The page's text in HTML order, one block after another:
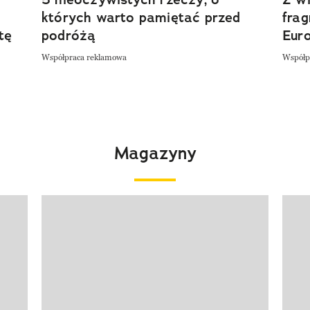
których warto pamiętać przed
podróżą
Współpraca reklamowa
Magazyny